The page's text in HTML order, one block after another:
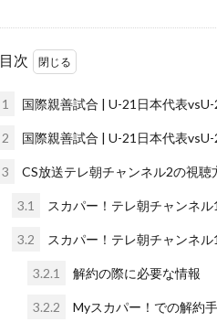
目次
1 国際親善試合 | U-21日本代表
2 国際親善試合 | U-21日本代表
3 CS放送テレ朝チャンネル2の視聴
3.1 スカパー！テレ朝チャンネ
3.2 スカパー！テレ朝チャンネ
3.2.1 解約の際に必要な情報
3.2.2 Myスカパー！での解約